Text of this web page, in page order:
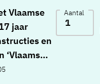
18-80
10
10
jaar,
Vlaamse
jaar
en
‘Vlaamse
Aantal